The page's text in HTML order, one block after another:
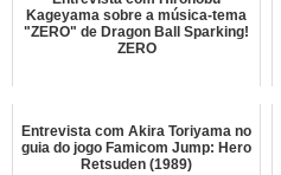
Kageyama sobre a música-tema
"ZERO" de Dragon Ball Sparking!
ZERO
Entrevista com Akira Toriyama no
guia do jogo Famicom Jump: Hero
Retsuden (1989)